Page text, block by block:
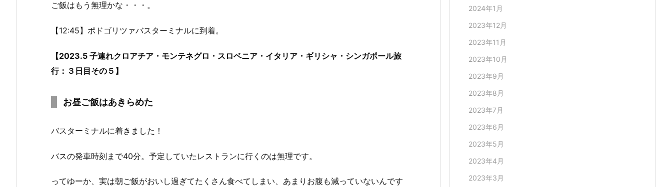
ご飯はもう無理かな・・・。
【12:45】ポドゴリツァバスターミナルに到着。
【2023.5 子連れクロアチア・モンテネグロ・スロベニア・イタリア・ギリシャ・シンガポール旅
行：３日目その５】
お昼ご飯はあきらめた
バスターミナルに着きました！
バスの発車時刻まで40分。予定していたレストランに行くのは無理です。
ってゆーか、実は朝ご飯がおいし過ぎてたくさん食べてしまい、あまりお腹も減っていないんです
2024年1月
2023年12月
2023年11月
2023年10月
2023年9月
2023年8月
2023年7月
2023年6月
2023年5月
2023年4月
2023年3月